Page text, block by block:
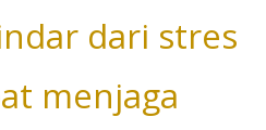
dari stres
menjaga